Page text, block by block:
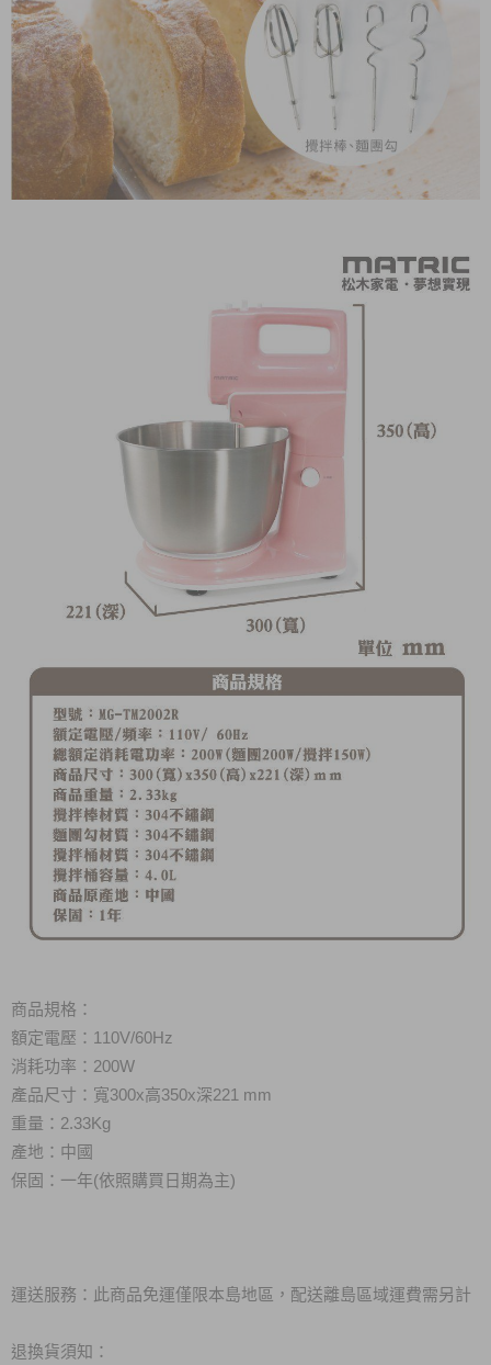
商品規格：
額定電壓：110V/60Hz
消耗功率：200W
產品尺寸：寬300x高350x深221 mm
重量：2.33Kg
產地：中國
保固：一年(依照購買日期為主)
運送服務：此商品免運僅限本島地區，配送離島區域運費需另計
退換貨須知：